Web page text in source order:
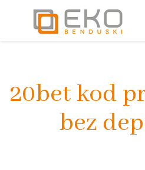
20bet kod
bez